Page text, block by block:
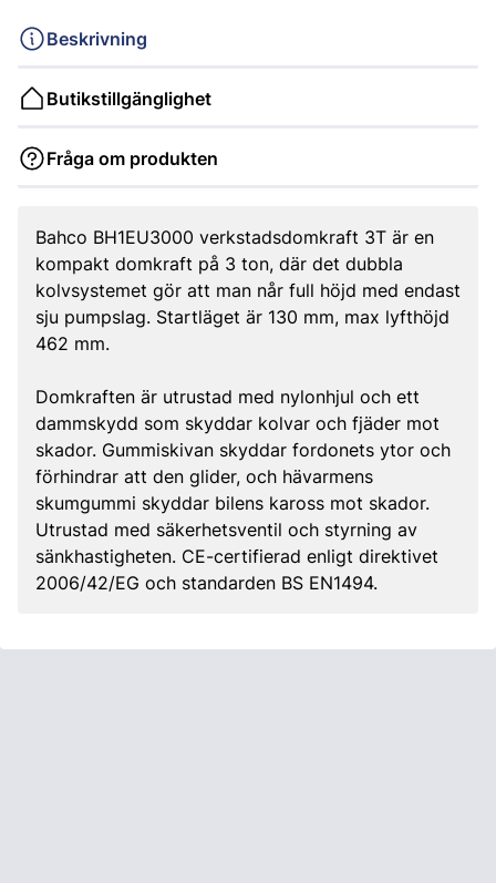
Beskrivning
Butikstillgänglighet
Fråga om produkten
Bahco BH1EU3000 verkstadsdomkraft 3T är en
kompakt domkraft på 3 ton, där det dubbla
kolvsystemet gör att man når full höjd med endast
sju pumpslag. Startläget är 130 mm, max lyfthöjd
462 mm.
Domkraften är utrustad med nylonhjul och ett
dammskydd som skyddar kolvar och fjäder mot
skador. Gummiskivan skyddar fordonets ytor och
förhindrar att den glider, och hävarmens
skumgummi skyddar bilens kaross mot skador.
Utrustad med säkerhetsventil och styrning av
sänkhastigheten. CE-certifierad enligt direktivet
2006/42/EG och standarden BS EN1494.